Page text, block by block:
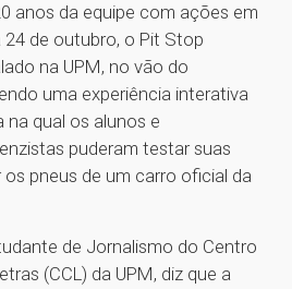
anos da equipe com ações em
24 de outubro, o Pit Stop
na UPM, no vão do
uma experiência interativa
qual os alunos e
puderam testar suas
pneus de um carro oficial da
de Jornalismo do Centro
(CCL) da UPM, diz que a